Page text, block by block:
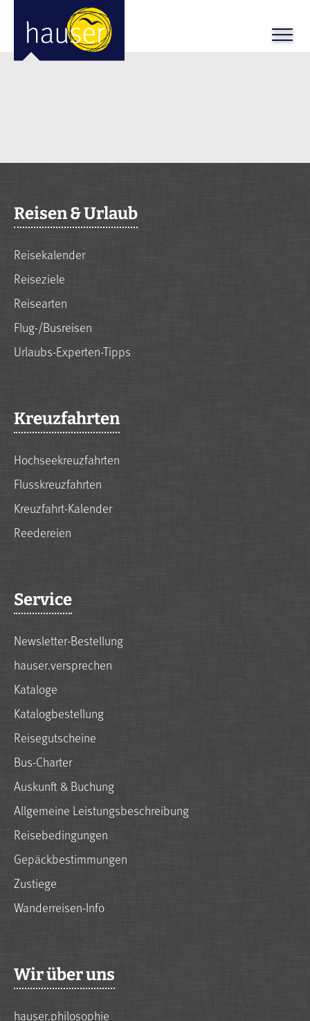
Reisen & Urlaub
Reisekalender
Reiseziele
Reisearten
Flug-/Busreisen
Urlaubs-Experten-Tipps
Kreuzfahrten
Hochseekreuzfahrten
Flusskreuzfahrten
Kreuzfahrt-Kalender
Reedereien
Service
Newsletter-Bestellung
hauser.versprechen
Kataloge
Katalogbestellung
Reisegutscheine
Bus-Charter
Auskunft & Buchung
Allgemeine Leistungsbeschreibung
Reisebedingungen
Gepäckbestimmungen
Zustiege
Wanderreisen-Info
Wir über uns
hauser.philosophie